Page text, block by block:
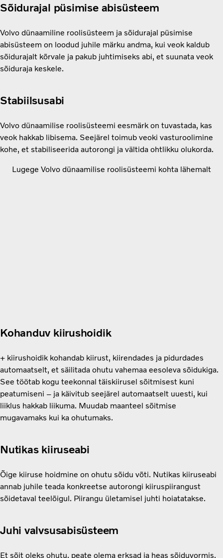
Sõidurajal püsimise abisüsteem
Volvo dünaamiline roolisüsteem ja sõidurajal püsimise
abisüsteem on loodud juhile märku andma, kui veok kaldub
sõidurajalt kõrvale ja pakub juhtimiseks abi, et suunata veok
sõiduraja keskele.
Stabiilsusabi
Volvo dünaamilise roolisüsteemi eesmärk on tuvastada, kas
veok hakkab libisema. Seejärel toimub veoki vasturoolimine
kohe, et stabiliseerida autorongi ja vältida ohtlikku olukorda.
Lugege Volvo dünaamilise roolisüsteemi kohta lähemalt
Kohanduv kiirushoidik
+ kiirushoidik kohandab kiirust, kiirendades ja pidurdades
automaatselt, et säilitada ohutu vahemaa eesoleva sõidukiga.
See töötab kogu teekonnal täiskiirusel sõitmisest kuni
peatumiseni – ja käivitub seejärel automaatselt uuesti, kui
liiklus hakkab liikuma. Muudab maanteel sõitmise
mugavamaks kui ka ohutumaks.
Nutikas kiiruseabi
Õige kiiruse hoidmine on ohutu sõidu võti. Nutikas kiiruseabi
annab juhile teada konkreetse autorongi kiiruspiirangust
sõidetaval teelõigul. Piirangu ületamisel juhti hoiatatakse.
Juhi valvsusabisüsteem
Et sõit oleks ohutu, peate olema erksad ja heas sõiduvormis.